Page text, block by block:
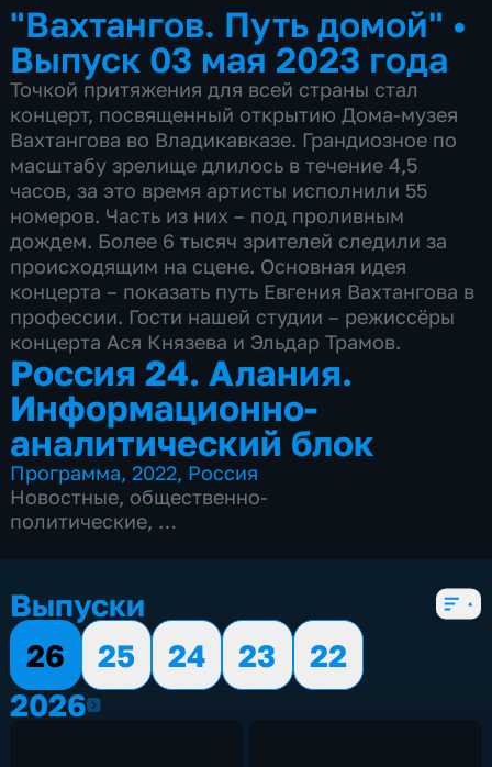
"Вахтангов. Путь домой" •
Выпуск 03 мая 2023 года
Точкой притяжения для всей страны стал
концерт, посвященный открытию Дома-музея
Вахтангова во Владикавказе. Грандиозное по
масштабу зрелище длилось в течение 4,5
часов, за это время артисты исполнили 55
номеров. Часть из них – под проливным
дождем. Более 6 тысяч зрителей следили за
происходящим на сцене. Основная идея
концерта – показать путь Евгения Вахтангова в
профессии. Гости нашей студии – режиссёры
концерта Ася Князева и Эльдар Трамов.
Россия 24. Алания.
Информационно-
аналитический блок
Программа,2022, Россия
Новостные, общественно-
политические,
Выпуски
26
25 24 23
22
20262026